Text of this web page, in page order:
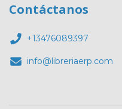
Contáctanos
+13476089397
info@libreriaerp.com